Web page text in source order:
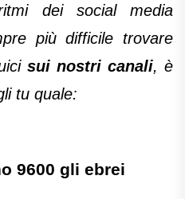
dei social media
più difficile trovare
sui nostri canali, è
tu quale:
9600 gli ebrei